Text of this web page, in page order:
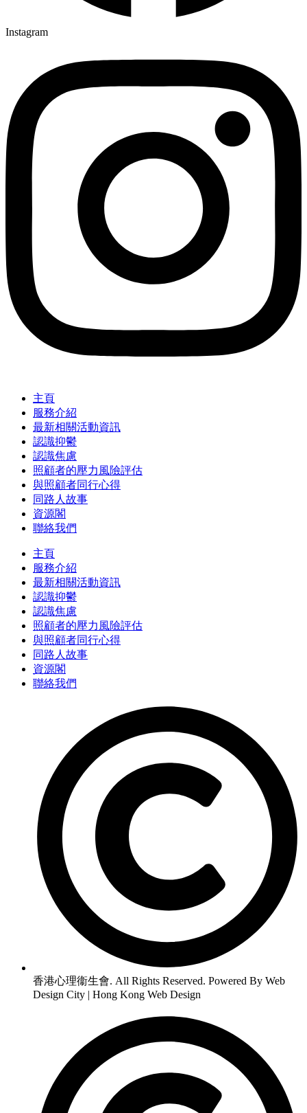
Instagram
主頁
服務介紹
最新相關活動資訊
認識抑鬱
認識焦慮
照顧者的壓力風險評估
與照顧者同行心得
同路人故事
資源閣
聯絡我們
主頁
服務介紹
最新相關活動資訊
認識抑鬱
認識焦慮
照顧者的壓力風險評估
與照顧者同行心得
同路人故事
資源閣
聯絡我們
香港心理衞生會. All Rights Reserved. Powered By Web
Design City | Hong Kong Web Design